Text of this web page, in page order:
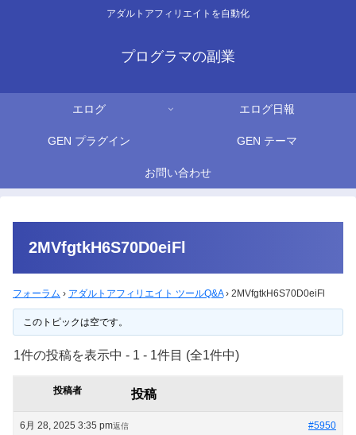
アダルトアフィリエイトを自動化
プログラマの副業
エログ エログ日報
GEN プラグイン GEN テーマ
お問い合わせ
2MVfgtkH6S70D0eiFl
フォーラム › アダルトアフィリエイト ツールQ&A › 2MVfgtkH6S70D0eiFl
このトピックは空です。
1件の投稿を表示中 - 1 - 1件目 (全1件中)
投稿者 投稿
6月 28, 2025 3:35 pm #5950
返信